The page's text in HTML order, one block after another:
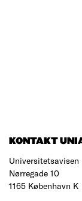
KONTAKT
Universitetsavisen
Nørregade 10
1165 København K